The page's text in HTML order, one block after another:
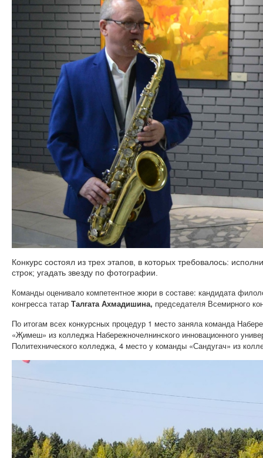
Конкурс состоял из трех этапов, в которых требовалось:
строк; угадать звезду по фотографии.
Команды оценивало компетентное жюри в составе: кандидата
конгресса татар Талгата Ахмадишина, председателя Всемирного
По итогам всех конкурсных процедур 1 место заняла команда
«Җимеш» из колледжа Набережночелнинского инновационного
Политехнического колледжа, 4 место у команды «Сандугач» из